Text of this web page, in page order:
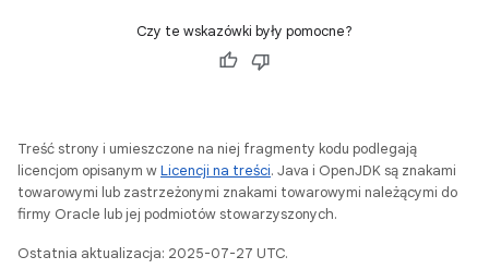
Czy te wskazówki były pomocne?
Treść strony i umieszczone na niej fragmenty kodu podlegają
licencjom opisanym wLicencji na treści. Java i OpenJDK są znakami
towarowymi lub zastrzeżonymi znakami towarowymi należącymi do
firmy Oracle lub jej podmiotów stowarzyszonych.
Ostatnia aktualizacja: 2025-07-27 UTC.